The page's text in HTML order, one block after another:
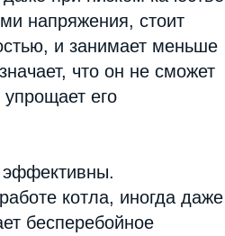
напряжения, стоит
и занимает меньше
что он не сможет
его
эффективны.
котла, иногда даже
бесперебойное